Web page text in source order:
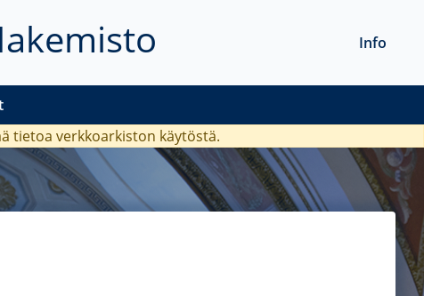
Info
tietoa verkkoarkiston käytöstä.